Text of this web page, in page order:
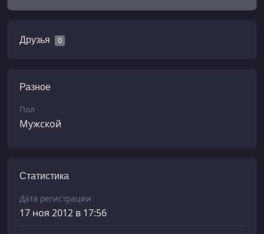
Друзья 0
Разное
Пол
Мужской
Статистика
Дата регистрации
17 ноя 2012 в 17:56